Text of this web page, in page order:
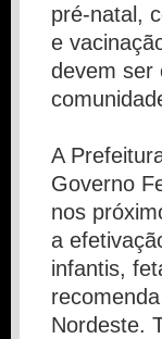
pré-natal,
e
devem ser
A
Governo
nos
a
infantis,
Nordeste.